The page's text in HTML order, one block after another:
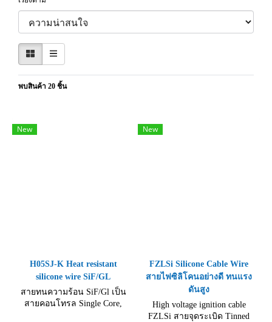
พบสินค้า 20 ชิ้น
New
H05SJ-K Heat resistant
silicone wire SiF/GL
สายทนความร้อน SiF/Gl เป็น
สายคอนโทรล Single Core,
New
FZLSi Silicone Cable Wire
สายไฟซิลิโคนอย่างดี ทนแรง
ดันสูง
High voltage ignition cable
FZLSi สายจุดระเบิด Tinned